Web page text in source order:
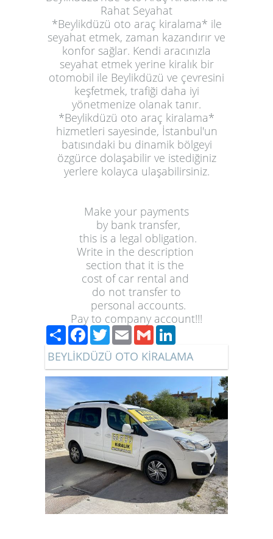
Rahat Seyahat
*Beylikdüzü oto araç kiralama* ile
seyahat etmek, zaman kazandırır ve
konfor sağlar. Kendi aracınızla
seyahat etmek yerine kiralık bir
otomobil ile Beylikdüzü ve çevresini
keşfetmek, trafiği daha iyi
yönetmenize olanak tanır.
*Beylikdüzü oto araç kiralama*
hizmetleri sayesinde, İstanbul'un
batısındaki bu dinamik bölgeyi
özgürce dolaşabilir ve istediğiniz
yerlere kolayca ulaşabilirsiniz.
Make your payments
by bank transfer,
this is a legal obligation.
Write in the description
section that it is the
cost of car rental and
do not transfer to
personal accounts.
Pay to company account!!!
PaylaşFacebook
TwitterEmailGmail
BEYLİKDÜZÜ OTO KİRALAMA